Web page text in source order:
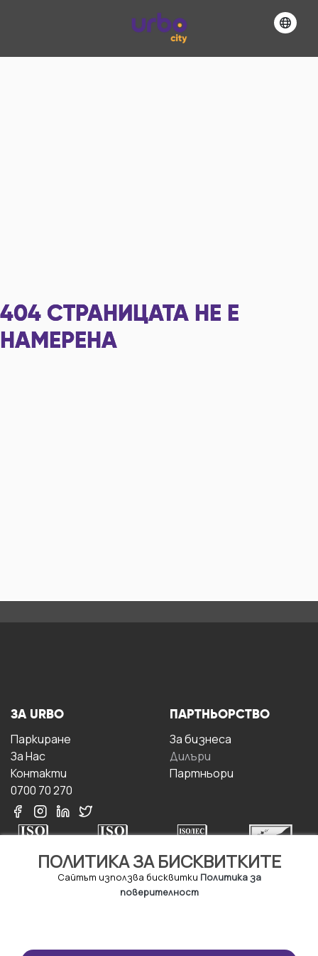
404 СТРАНИЦАТА НЕ Е
НАМЕРЕНА
ПОЛИТИКА ЗА БИСКВИТКИТЕ
Сайтът използва бисквитки Политика за
поверителност
ЗА URBO
Паркиране
За Hас
Контакти
0700 70 270
ПАРТНЬОРСТВО
За бизнесa
Дилъри
Партньори
Правила и условия за